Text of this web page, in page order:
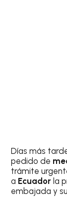
Días más
pedido de
trámite
a Ecuador la
embajada y